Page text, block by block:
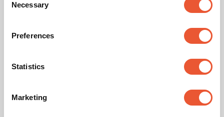
Selection
Necessary
Preferences
Statistics
Marketing
Schéma de trous (VESA)
400 mm x 400 mm, 500
x 300 mm, 500 mm x
400 mm, 600 mm x 200